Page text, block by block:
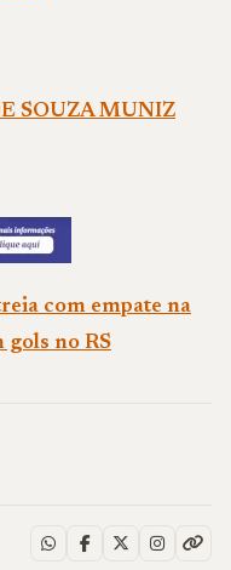
SOUZA MUNIZ
com empate na
gols no RS